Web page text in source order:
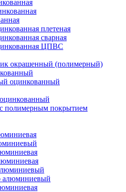
плетеная
сварная
ЦПВС
окрашенный (полимерный)
оцинкованный
полимерным покрытием
алюминиевый